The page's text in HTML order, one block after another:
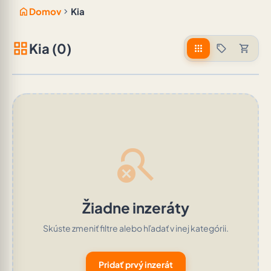
home Domov chevron_right Kia
grid_viewKia (0) apps sell shopping_cart
search_off
Žiadne inzeráty
Skúste zmeniť filtre alebo hľadať v inej kategórii.
Pridať prvý inzerát